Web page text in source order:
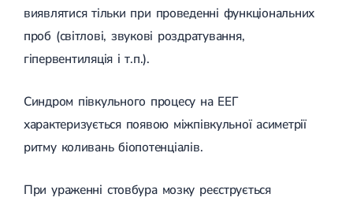
виявлятися тільки при проведенні функціональних
проб (світлові, звукові роздратування,
гіпервентиляція і т.п.).
Синдром півкульного процесу на ЕЕГ
характеризується появою міжпівкульної асиметрії
ритму коливань біопотенціалів.
При ураженні стовбура мозку реєструється